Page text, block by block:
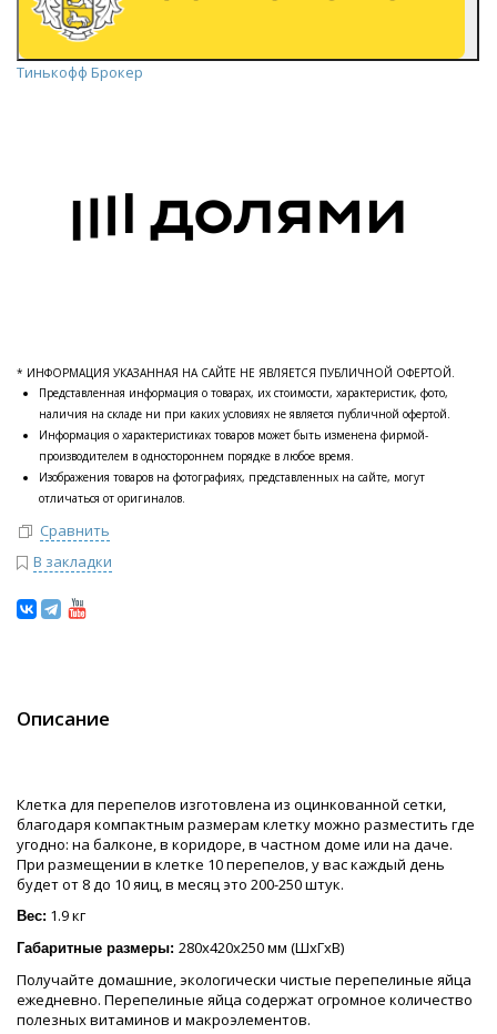
Тинькофф Брокер
* ИНФОРМАЦИЯ УКАЗАННАЯ НА САЙТЕ НЕ ЯВЛЯЕТСЯ ПУБЛИЧНОЙ ОФЕРТОЙ.
Представленная информация о товарах, их стоимости, характеристик, фото,
наличия на складе ни при каких условиях не является публичной офертой.
Информация о характеристиках товаров может быть изменена фирмой-
производителем в одностороннем порядке в любое время.
Изображения товаров на фотографиях, представленных на сайте, могут
отличаться от оригиналов.
Сравнить
В закладки
Описание
Клетка для перепелов изготовлена из оцинкованной сетки,
благодаря компактным размерам клетку можно разместить где
угодно: на балконе, в коридоре, в частном доме или на даче.
При размещении в клетке 10 перепелов, у вас каждый день
будет от 8 до 10 яиц, в месяц это 200-250 штук.
Вес: 1.9 кг
Габаритные размеры: 280х420х250 мм (ШхГхВ)
Получайте домашние, экологически чистые перепелиные яйца
ежедневно. Перепелиные яйца содержат огромное количество
полезных витаминов и макроэлементов.